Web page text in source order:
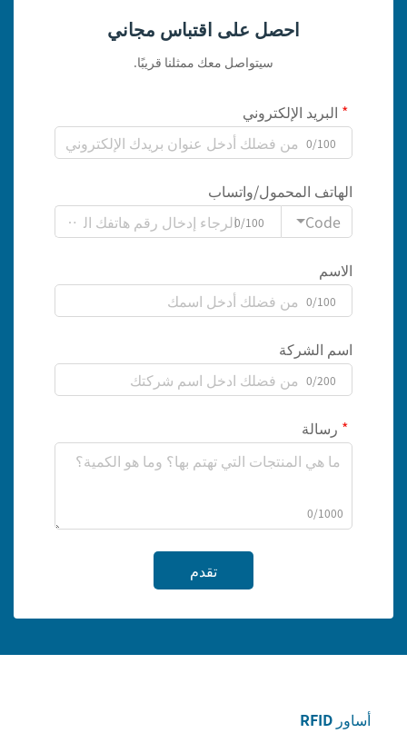
احصل على اقتباس مجاني
سيتواصل معك ممثلنا قريبًا.
البريد الإلكتروني
0/100
الهاتف المحمول/واتساب
Code
0/100
الاسم
0/100
اسم الشركة
0/200
رسالة
0/1000
تقدم
أساور RFID